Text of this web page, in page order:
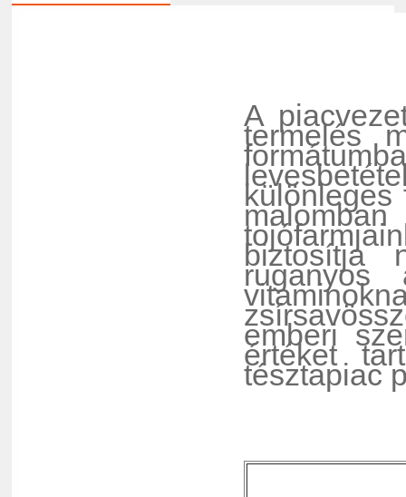
A
termelés
különleges
biztosítja
emberi
értéket
tésztapiac